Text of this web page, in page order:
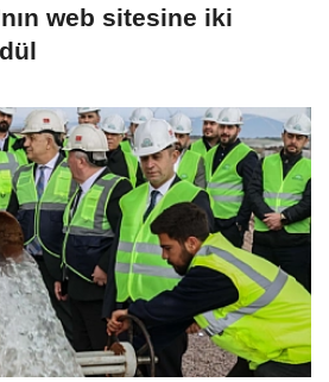
web sitesine iki